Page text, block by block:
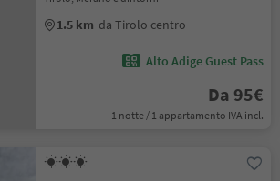
1.5 km da Tirolo centro
Alto Adige Guest Pass
Da 95€
1 notte / 1 appartamento IVA incl.